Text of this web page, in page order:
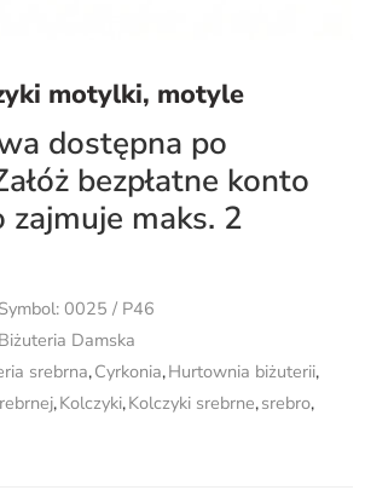
motylki, motyle
dostępna po
bezpłatne konto
maks. 2
0025 / P46
Biżuteria Damska
srebrna,Cyrkonia,Hurtownia biżuterii,
,Kolczyki,Kolczyki srebrne,srebro,